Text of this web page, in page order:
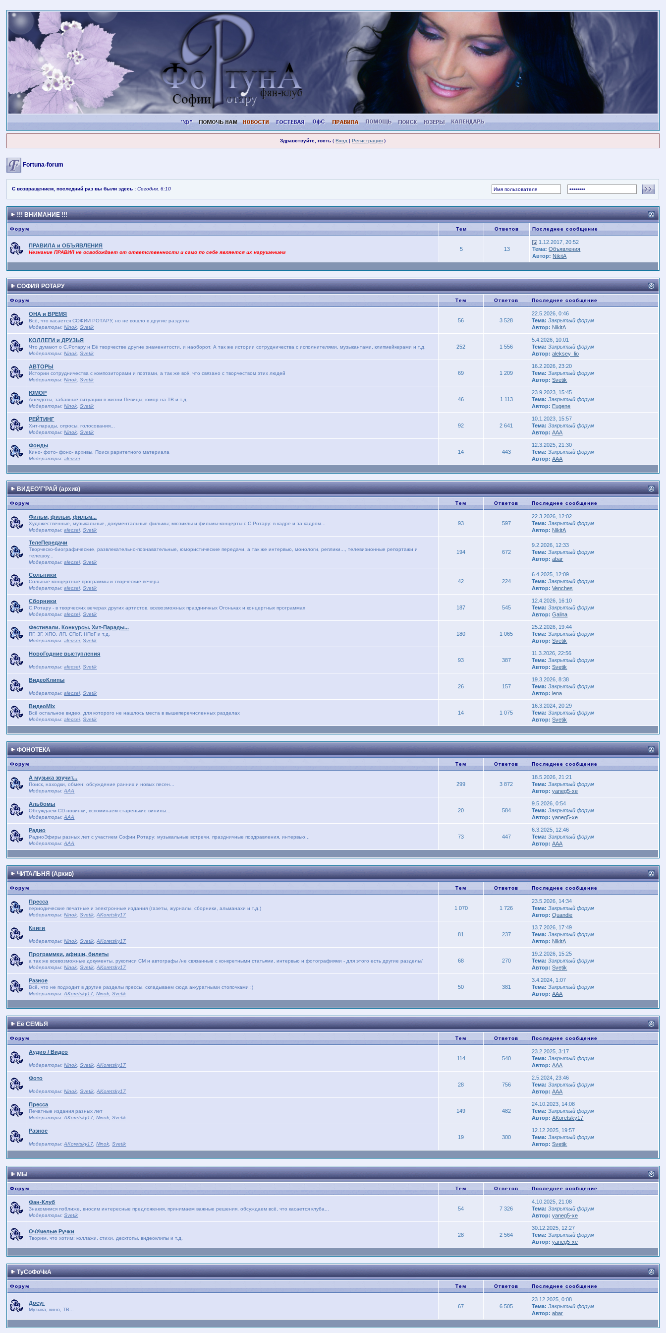
Здравствуйте, гость (Вход |Регистрация )
Fortuna-forum
С возвращением, последний раз вы были здесь :Сегодня, 6:10
!!! ВНИМАНИЕ !!!
Форум Тем Ответов Последнее сообщение
ПРАВИЛА и ОБЪЯВЛЕНИЯ
Незнание ПРАВИЛ не освобождает от ответственности и само по себе является их нарушением
5 13
1.12.2017, 20:52
Тема: Объявления
Автор: NikitA
СОФИЯ РОТАРУ
Форум Тем Ответов Последнее сообщение
ОНА и ВРЕМЯ
Bсё, что касается СОФИИ РОТАРУ, но не вошло в другие разделы
Модераторы:Ninok ,Svetik
56 3 528
22.5.2026, 0:46
Тема: Закрытый форум
Автор: NikitA
КОЛЛЕГИ и ДРУЗЬЯ
Что думают о С.Ротару и Её творчестве другие знаменитости, и наоборот. А так же истории сотрудничества с исполнителями, музыкантами, клипмейкерами и т.д.
Модераторы:Ninok ,Svetik
252 1 556
5.4.2026, 10:01
Тема: Закрытый форум
Автор: aleksey_lio
АВТОРЫ
Истории сотрудничества с композиторами и поэтами, а так же всё, что связано с творчеством этих людей
Модераторы:Ninok ,Svetik
69 1 209
16.2.2026, 23:20
Тема: Закрытый форум
Автор: Svetik
ЮМОР
Анекдоты, забавные ситуации в жизни Певицы; юмор на ТВ и т.д.
Модераторы:Ninok ,Svetik
46 1 113
23.9.2023, 15:45
Тема: Закрытый форум
Автор: Eugene
РЕЙТИНГ
Хит-парады, опросы, голосования...
Модераторы:Ninok ,Svetik
92 2 641
10.1.2023, 15:57
Тема: Закрытый форум
Автор: AAA
Фонды
Кино- фото- фоно- архивы. Поиск раритетного материала
Модераторы:alecsei
14 443
12.3.2025, 21:30
Тема: Закрытый форум
Автор: AAA
ВИДЕО'Г'РАЙ (архив)
Форум Тем Ответов Последнее сообщение
Фильм, фильм, фильм...
Художественные, музыкальные, документальные фильмы; мюзиклы и фильмы-концерты с С.Ротару: в кадре и за кадром...
Модераторы:alecsei,Svetik
93 597
22.3.2026, 12:02
Тема: Закрытый форум
Автор: NikitA
ТелеПередачи
Творческо-биографические, развлекательно-познавательные, юмористические передачи, а так же интервью, монологи, реплики..., телевизионные репортажи и
телешоу...
Модераторы:alecsei,Svetik
194 672
9.2.2026, 12:33
Тема: Закрытый форум
Автор: abar
Сольники
Сольные концертные программы и творческие вечера
Модераторы:alecsei,Svetik
42 224
6.4.2025, 12:09
Тема: Закрытый форум
Автор: Venches
Сборники
С.Ротару - в творческих вечерах других артистов, всевозможных праздничных Огоньках и концертных программах
Модераторы:alecsei,Svetik
187 545
12.4.2026, 16:10
Тема: Закрытый форум
Автор: Galina
Фестивали. Конкурсы. Хит-Парады...
ПГ, ЗГ, ХПО, ЛП, СПоГ, НПоГ и т.д.
Модераторы:alecsei,Svetik
180 1 065
25.2.2026, 19:44
Тема: Закрытый форум
Автор: Svetik
НовоГодние выступления
Модераторы:alecsei,Svetik
93 387
11.3.2026, 22:56
Тема: Закрытый форум
Автор: Svetik
ВидеоКлипы
Модераторы:alecsei,Svetik
26 157
19.3.2026, 8:38
Тема: Закрытый форум
Автор: lena
ВидеоMix
Всё остальное видео, для которого не нашлось места в вышеперечисленных разделах
Модераторы:alecsei,Svetik
14 1 075
16.3.2024, 20:29
Тема: Закрытый форум
Автор: Svetik
ФОНОТЕКА
Форум Тем Ответов Последнее сообщение
А музыка звучит...
Поиск, находки, обмен; обсуждение ранних и новых песен...
Модераторы:AAA
299 3 872
18.5.2026, 21:21
Тема: Закрытый форум
Автор: yaneg5-xe
Альбомы
Обсуждаем CD-новинки, вспоминаем старенькие винилы...
Модераторы:AAA
20 584
9.5.2026, 0:54
Тема: Закрытый форум
Автор: yaneg5-xe
Радио
РадиоЭфиры разных лет с участием Софии Ротару: музыкальные встречи, праздничные поздравления, интервью...
Модераторы:AAA
73 447
6.3.2025, 12:46
Тема: Закрытый форум
Автор: AAA
ЧИТАЛЬНЯ (Архив)
Форум Тем Ответов Последнее сообщение
Пресса
периодические печатные и электронные издания (газеты, журналы, сборники, альманахи и т.д.)
Модераторы:Ninok ,Svetik ,AKoretsky17
1 070 1 726
23.5.2026, 14:34
Тема: Закрытый форум
Автор: Quandie
Книги
Модераторы:Ninok ,Svetik ,AKoretsky17
81 237
13.7.2026, 17:49
Тема: Закрытый форум
Автор: NikitA
Программки, афиши, билеты
а так же всевозможные документы, рукописи СМ и автографы /не связанные с конкретными статьями, интервью и фотографиями - для этого есть другие разделы/
Модераторы:Ninok ,Svetik ,AKoretsky17
68 270
19.2.2026, 15:25
Тема: Закрытый форум
Автор: Svetik
Разное
Всё, что не подходит в другие разделы прессы, складываем сюда аккуратными стопочками :)
Модераторы:AKoretsky17 ,Ninok ,Svetik
50 381
3.4.2024, 1:07
Тема: Закрытый форум
Автор: AAA
Её СЕМЬЯ
Форум Тем Ответов Последнее сообщение
Аудио / Видео
Модераторы:Ninok ,Svetik ,AKoretsky17
114 540
23.2.2025, 3:17
Тема: Закрытый форум
Автор: AAA
Фото
Модераторы:Ninok ,Svetik ,AKoretsky17
28 756
2.5.2024, 23:46
Тема: Закрытый форум
Автор: AAA
Пресса
Печатные издания разных лет
Модераторы:AKoretsky17 ,Ninok ,Svetik
149 482
24.10.2023, 14:08
Тема: Закрытый форум
Автор: AKoretsky17
Разное
Модераторы:AKoretsky17 ,Ninok ,Svetik
19 300
12.12.2025, 19:57
Тема: Закрытый форум
Автор: Svetik
МЫ
Форум Тем Ответов Последнее сообщение
Фан-Клуб
Знакомимся поближе, вносим интересные предложения, принимаем важные решения, обсуждаем всё, что касается клуба...
Модераторы:Svetik
54 7 326
4.10.2025, 21:08
Тема: Закрытый форум
Автор: yaneg5-xe
ОчУмелые Ручки
Творим, что хотим: коллажи, стихи, десктопы, видеоклипы и т.д.
28 2 564
30.12.2025, 12:27
Тема: Закрытый форум
Автор: yaneg5-xe
ТуСоФоЧкА
Форум Тем Ответов Последнее сообщение
Досуг
Музыка, кино, ТВ...
67 6 505
23.12.2025, 0:08
Тема: Закрытый форум
Автор: abar